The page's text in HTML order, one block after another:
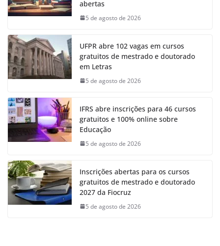
abertas
5 de agosto de 2026
UFPR abre 102 vagas em cursos
gratuitos de mestrado e doutorado
em Letras
5 de agosto de 2026
IFRS abre inscrições para 46 cursos
gratuitos e 100% online sobre
Educação
5 de agosto de 2026
Inscrições abertas para os cursos
gratuitos de mestrado e doutorado
2027 da Fiocruz
5 de agosto de 2026